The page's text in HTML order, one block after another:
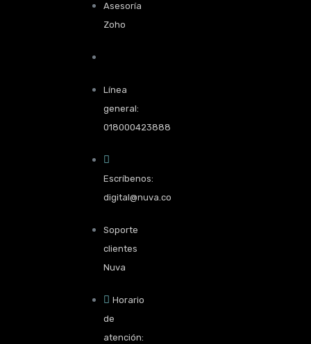
Asesoría
Zoho
Línea
general:
018000423888
Escríbenos:
digital@nuva.co
Soporte
clientes
Nuva
Horario
de
atención: